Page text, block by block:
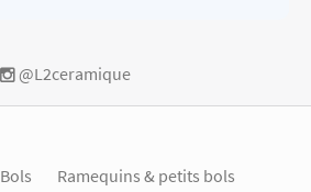
@L2ceramique
Bols
Ramequins & petits bols